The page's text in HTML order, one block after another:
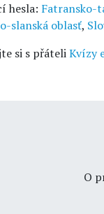
hesla: Fatransko-
slanská oblasť,
si s přáteliKvízy
O